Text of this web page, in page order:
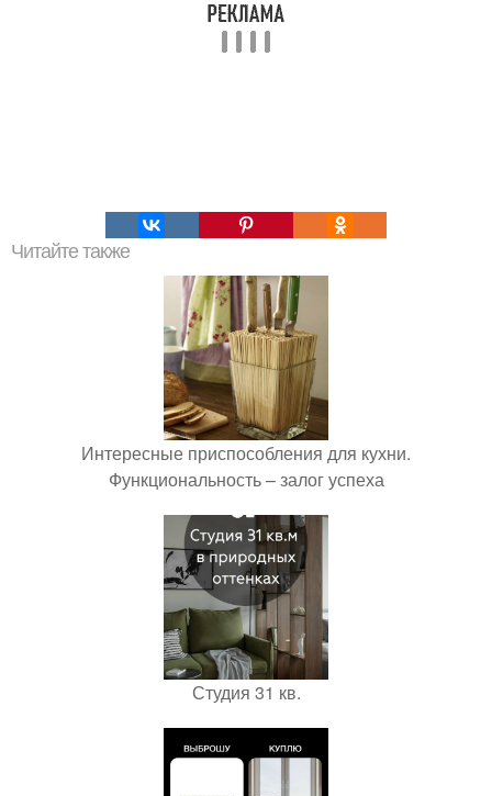
Читайте также
Интересные приспособления для кухни.
Функциональность – залог успеха
Студия 31 кв.